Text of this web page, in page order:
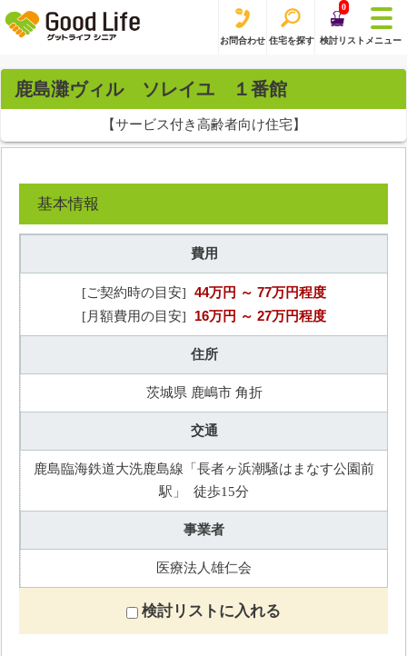
お問合わせ 住宅を探す
0
検討リスト メニュー
鹿島灘ヴィル ソレイユ １番館
【サービス付き高齢者向け住宅】
基本情報
費用
[ご契約時の目安] 44万円 ～ 77万円程度
[月額費用の目安] 16万円 ～ 27万円程度
住所
茨城県 鹿嶋市 角折
交通
鹿島臨海鉄道大洗鹿島線「長者ヶ浜潮騒はまなす公園前
駅」 徒歩15分
事業者
医療法人雄仁会
検討リストに入れる